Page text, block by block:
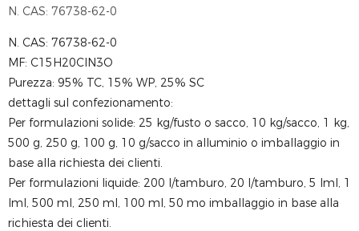
N. CAS: 76738-62-0
N. CAS: 76738-62-0
MF: C15H20ClN3O
Purezza: 95% TC, 15% WP, 25% SC
dettagli sul confezionamento:
Per formulazioni solide: 25 kg/fusto o sacco, 10 kg/sacco, 1 kg,
500 g, 250 g, 100 g, 10 g/sacco in alluminio o imballaggio in
base alla richiesta dei clienti.
Per formulazioni liquide: 200 l/tamburo, 20 l/tamburo, 5 lml, 1
lml, 500 ml, 250 ml, 100 ml, 50 mo imballaggio in base alla
richiesta dei clienti.